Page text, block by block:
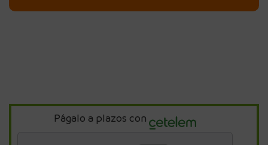
Págalo a plazos con